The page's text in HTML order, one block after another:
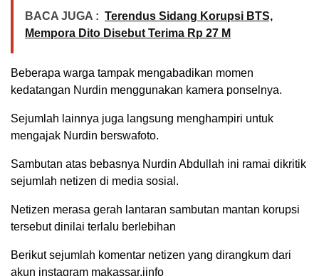
BACA JUGA : Terendus Sidang Korupsi BTS,
Mempora Dito Disebut Terima Rp 27 M
Beberapa warga tampak mengabadikan momen
kedatangan Nurdin menggunakan kamera ponselnya.
Sejumlah lainnya juga langsung menghampiri untuk
mengajak Nurdin berswafoto.
Sambutan atas bebasnya Nurdin Abdullah ini ramai dikritik
sejumlah netizen di media sosial.
Netizen merasa gerah lantaran sambutan mantan korupsi
tersebut dinilai terlalu berlebihan
Berikut sejumlah komentar netizen yang dirangkum dari
akun instagram makassar.iinfo